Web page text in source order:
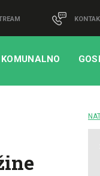
KOMUNALNO